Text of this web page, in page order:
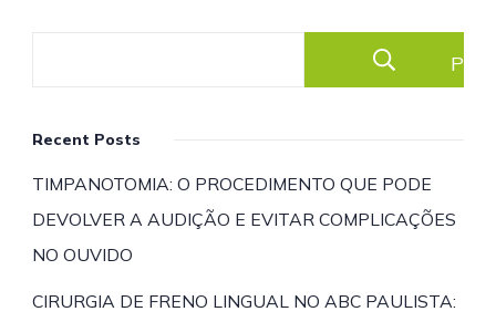
Recent Posts
TIMPANOTOMIA: O PROCEDIMENTO QUE PODE
DEVOLVER A AUDIÇÃO E EVITAR COMPLICAÇÕES
NO OUVIDO
CIRURGIA DE FRENO LINGUAL NO ABC PAULISTA: